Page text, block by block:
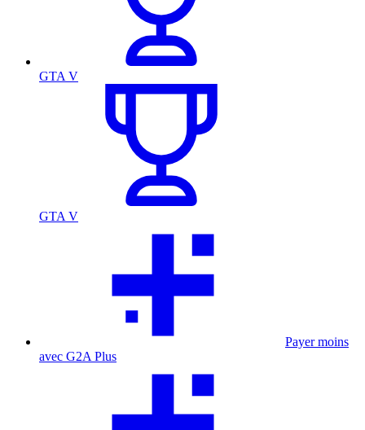
GTA V
GTA V
Payer moins
avec G2A Plus